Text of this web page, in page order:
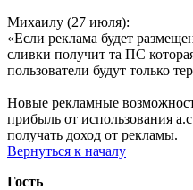
Михаилу (27 июля):
«Если реклама будет
сливки получит та ПС
пользователи будут только
Новые рекламные
прибыль от использования
получать доход от рекламы.
Вернуться к началу
Гость